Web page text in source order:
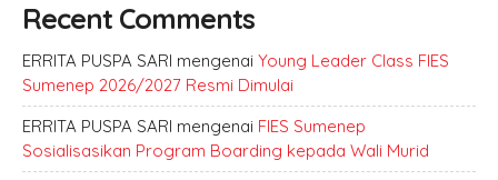
Recent Comments
ERRITA PUSPA SARI mengenai Young Leader Class FIES
Sumenep 2026/2027 Resmi Dimulai
ERRITA PUSPA SARI mengenai FIES Sumenep
Sosialisasikan Program Boarding kepada Wali Murid